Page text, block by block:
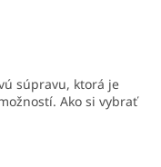
súpravu, ktorá je
Ako si vybrať